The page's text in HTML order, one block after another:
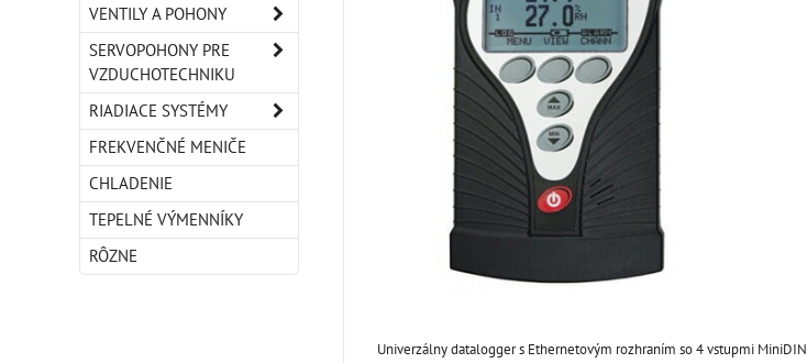
Univerzálny datalogger s Ethernetovým rozhraním so 4 vstupmi MiniDIN
VENTILY A POHONY
SERVOPOHONY PRE
VZDUCHOTECHNIKU
RIADIACE SYSTÉMY
FREKVENČNÉ MENIČE
CHLADENIE
TEPELNÉ VÝMENNÍKY
RÔZNE